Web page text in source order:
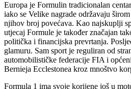
Europa je Formulin tradicionalan
iako se Velike nagrade održavaju
njihov broj povećava. Kao najskuplji
utjecaj Formule je također značajan
politička i financijska prevrtanja.
glamuru. Sam sport je reguliran od
automobilističke federacije FIA i
Bernieja Ecclestonea kroz mnoštvo
Formula 1 ima svoje korijene još u